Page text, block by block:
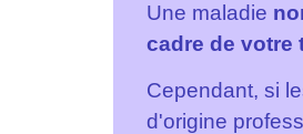
Une maladie
cadre de votre
Cependant, si
d'origine